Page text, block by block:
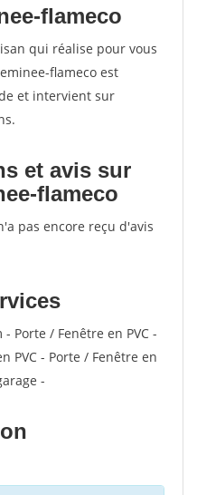
flameco
qui réalise pour vous
flameco est
et intervient sur
et avis sur
flameco
pas encore reçu d'avis
Porte / Fenêtre en PVC -
PVC - Porte / Fenêtre en
-